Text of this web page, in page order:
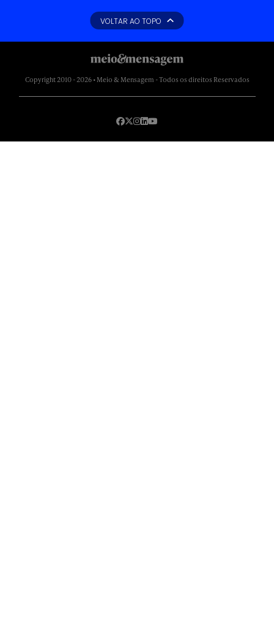
VOLTAR AO TOPO
Copyright 2010 - 2026 • Meio & Mensagem - Todos os direitos Reservados